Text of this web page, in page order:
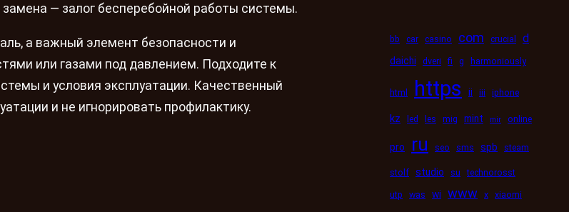
— залог бесперебойной работы системы.
а важный элемент безопасности и
или газами под давлением. Подходите к
и условия эксплуатации. Качественный
и не игнорировать профилактику.
bb car casino com crucial d
daichi dveri fi g harmoniously
html https ii iii iphone
kz led les mig mint mir online
pro ru seo sms spb steam
stolf studio su technorosst
utp was wi www x xiaomi